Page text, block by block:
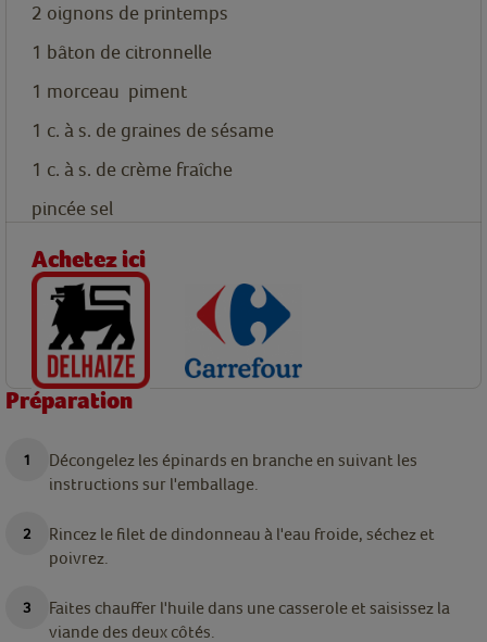
2 oignons de printemps
1 bâton de citronnelle
1 morceau piment
1 c. à s. de graines de sésame
1 c. à s. de crème fraîche
pincée sel
Achetez ici
Préparation
Décongelez les épinards en branche en suivant les
instructions sur l'emballage.
Rincez le filet de dindonneau à l'eau froide, séchez et
poivrez.
Faites chauffer l'huile dans une casserole et saisissez la
viande des deux côtés.